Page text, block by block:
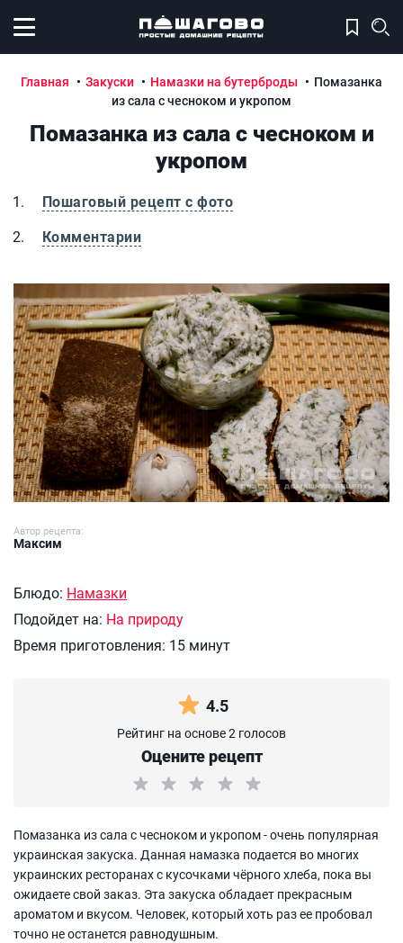
Открыть меню
Главная Закуски Намазки на бутерброды
Помазанка
из сала с чесноком и укропом
Помазанка из сала с чесноком и
укропом
Пошаговый рецепт с фото
Комментарии
Помазанка из сала с чесноком и укропом
Автор рецепта:
Максим
Блюдо: Намазки
Подойдет на: На природу
Время приготовления: 15 минут
4.5
Рейтинг на основе 2 голосов
Оцените рецепт
Помазанка из сала с чесноком и укропом - очень популярная
украинская закуска. Данная намазка подается во многих
украинских ресторанах с кусочками чёрного хлеба, пока вы
ожидаете свой заказ. Эта закуска обладает прекрасным
ароматом и вкусом. Человек, который хоть раз ее пробовал
точно не останется равнодушным.